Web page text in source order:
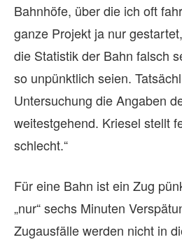
Bahnhöfe, über die ich oft
ganze Projekt ja nur
die Statistik der Bahn falsch
so unpünktlich seien.
Untersuchung die Angaben
weitestgehend. Kriesel stellt
schlecht.“
Für eine Bahn ist ein Zug
„nur“ sechs Minuten
Zugausfälle werden nicht in